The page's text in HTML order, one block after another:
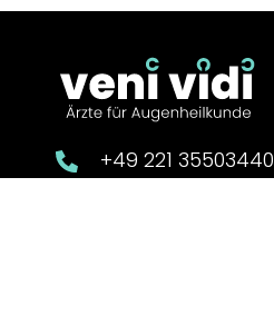
+49 221 35503440